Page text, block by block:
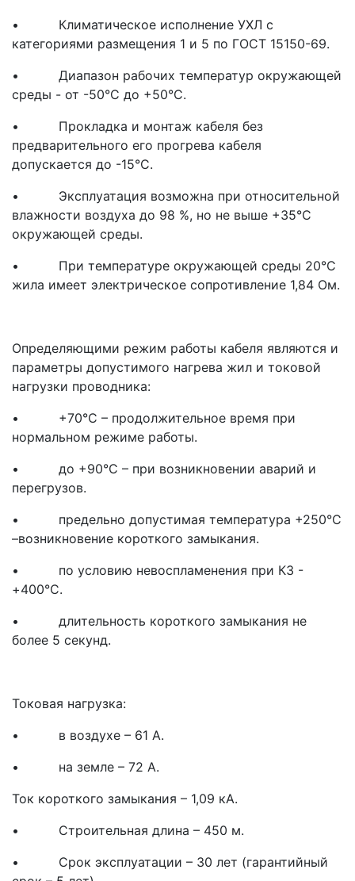
• Климатическое исполнение УХЛ с
категориями размещения 1 и 5 по ГОСТ 15150-69.
• Диапазон рабочих температур окружающей
среды - от -50°С до +50°С.
• Прокладка и монтаж кабеля без
предварительного его прогрева кабеля
допускается до -15°С.
• Эксплуатация возможна при относительной
влажности воздуха до 98 %, но не выше +35°С
окружающей среды.
• При температуре окружающей среды 20°С
жила имеет электрическое сопротивление 1,84 Ом.
Определяющими режим работы кабеля являются и
параметры допустимого нагрева жил и токовой
нагрузки проводника:
• +70°С – продолжительное время при
нормальном режиме работы.
• до +90°С – при возникновении аварий и
перегрузов.
• предельно допустимая температура +250°С
–возникновение короткого замыкания.
• по условию невоспламенения при КЗ -
+400°С.
• длительность короткого замыкания не
более 5 секунд.
Токовая нагрузка:
• в воздухе – 61 А.
• на земле – 72 А.
Ток короткого замыкания – 1,09 кА.
• Строительная длина – 450 м.
• Срок эксплуатации – 30 лет (гарантийный